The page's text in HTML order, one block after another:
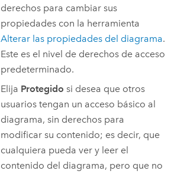
derechos para cambiar sus
propiedades con la herramienta
Alterar las propiedades del diagrama.
Este es el nivel de derechos de acceso
predeterminado.
Elija Protegido si desea que otros
usuarios tengan un acceso básico al
diagrama, sin derechos para
modificar su contenido; es decir, que
cualquiera pueda ver y leer el
contenido del diagrama, pero que no